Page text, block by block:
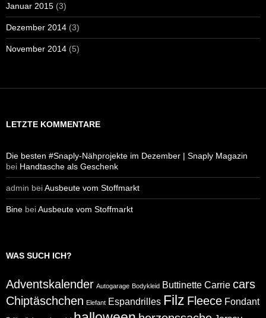
Januar 2015 (3)
Dezember 2014 (3)
November 2014 (5)
LETZTE KOMMENTARE
Die besten #Snaply-Nähprojekte im Dezember | Snaply Magazin
bei Handtasche als Geschenk
admin beiAusbeute vom Stoffmarkt
Bine beiAusbeute vom Stoffmarkt
WAS SUCH ICH?
Adventskalender Autogarage Bodykleid Buttinette Carrie cars
Chiptäschchen Elefant Espandrilles Filz Fleece Fondant